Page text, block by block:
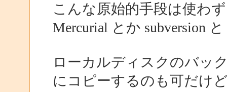
こんな原始的手段は使わ
Mercurial とか subversion
ローカルディスクのバッ
にコピーするのも可だけ